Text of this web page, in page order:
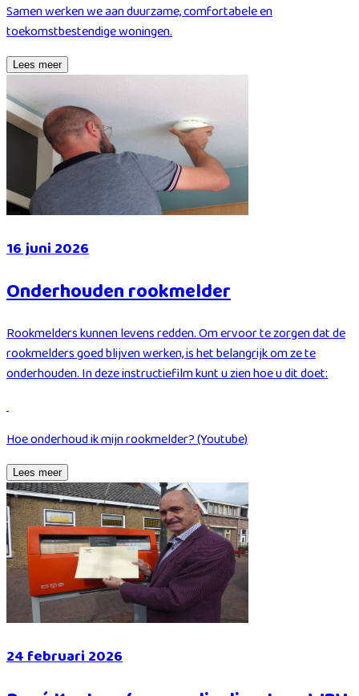
Samen werken we aan duurzame, comfortabele en
toekomstbestendige woningen.
Lees meer
16 juni 2026
Onderhouden rookmelder
Rookmelders kunnen levens redden. Om ervoor te zorgen dat de
rookmelders goed blijven werken, is het belangrijk om ze te
onderhouden. In deze instructiefilm kunt u zien hoe u dit doet:
Hoe onderhoud ik mijn rookmelder? (Youtube)
Lees meer
24 februari 2026